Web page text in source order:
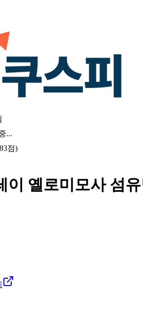
...
83점)
이 옐로미모사 섬